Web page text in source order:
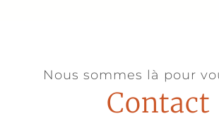
Nous sommes là pour
Contact